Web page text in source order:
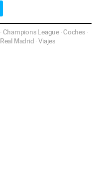
·Champions League·Coches·
Real Madrid ·Viajes